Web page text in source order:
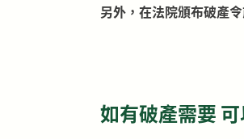
另外，在法院頒布破產
如有破產需要